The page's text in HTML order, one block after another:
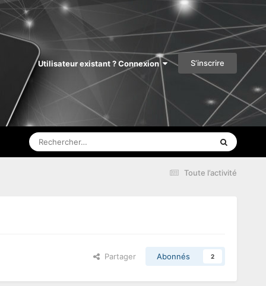
Utilisateur existant ? Connexion S’inscrire
Toute l’activité
Partager Abonnés 2